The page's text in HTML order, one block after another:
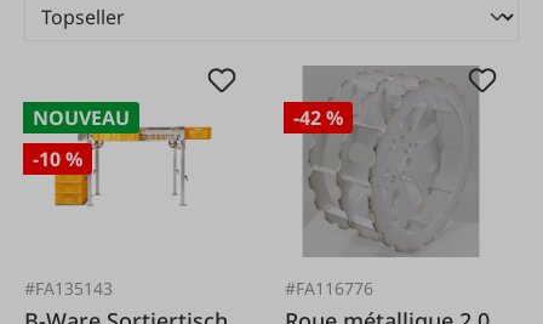
NOUVEAU
-10 %
#FA135143
-42 %
#FA116776